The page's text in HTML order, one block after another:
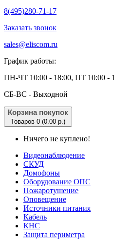
8(495)280-71-17
Заказать звонок
sales@eliscom.ru
График работы:
ПН-ЧТ 10:00 - 18:00, ПТ 10:00 -
CБ-ВС - Выходной
Корзина покупок
Товаров 0 (0.00 р.)
Ничего не куплено!
Видеонаблюдение
СКУД
Домофоны
Оборудование ОПС
Пожаротушение
Оповещение
Источники питания
Кабель
КНС
Защита периметра